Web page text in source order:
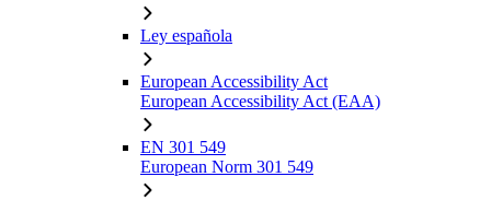
Ley española
European Accessibility Act
European Accessibility Act (EAA)
EN 301 549
European Norm 301 549